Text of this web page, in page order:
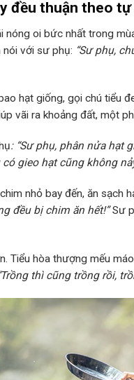
đều thuận theo tự
oi bức nhất trong
nói với sư phụ: “Sư phụ,
hạt giống, gọi chú tiểu
vãi ra khoảng đất, một
: “Sư phụ, phân nửa hạt
gieo hạt cũng không
nhỏ bay đến, ăn sạch
đều bị chim ăn hết!”Sư
Tiểu hòa thượng mếu
thì cũng trồng rồi,